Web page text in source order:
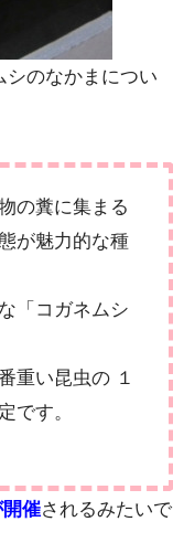
シのなかまについ
の糞に集まる
が魅力的な種
「コガネムシ
重い昆虫の １
です。
催されるみたいで